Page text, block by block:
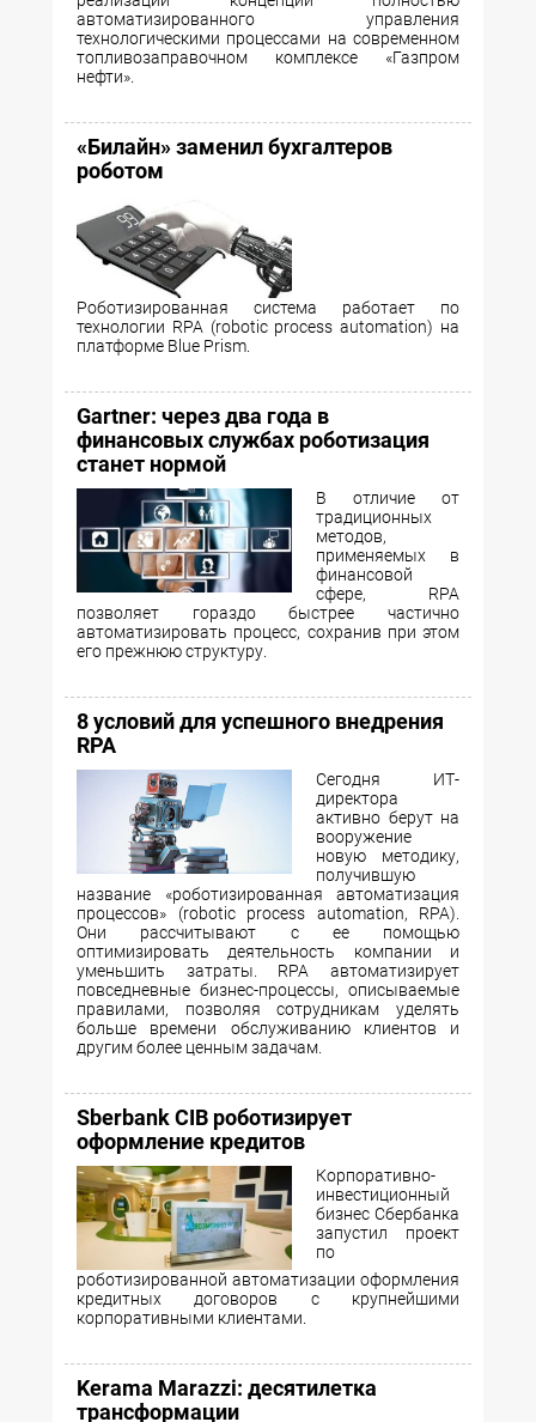
автоматизированного управления
технологическими процессами на современном
топливозаправочном комплексе «Газпром
нефти».
«Билайн» заменил бухгалтеров
роботом
Роботизированная система работает по
технологии RPA (robotic process automation) на
платформе Blue Prism.
Gartner: через два года в
финансовых службах роботизация
станет нормой
В отличие от
традиционных
методов,
применяемых в
финансовой
сфере, RPA
позволяет гораздо быстрее частично
автоматизировать процесс, сохранив при этом
его прежнюю структуру.
8 условий для успешного внедрения
RPA
Сегодня ИТ-
директора
активно берут на
вооружение
новую методику,
получившую
название «роботизированная автоматизация
процессов» (robotic process automation, RPA).
Они рассчитывают с ее помощью
оптимизировать деятельность компании и
уменьшить затраты. RPA автоматизирует
повседневные бизнес-процессы, описываемые
правилами, позволяя сотрудникам уделять
больше времени обслуживанию клиентов и
другим более ценным задачам.
Sberbank CIB роботизирует
оформление кредитов
Корпоративно-
инвестиционный
бизнес Сбербанка
запустил проект
по
роботизированной автоматизации оформления
кредитных договоров с крупнейшими
корпоративными клиентами.
Kerama Marazzi: десятилетка
трансформации